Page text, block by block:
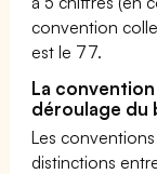
convention
est le 77.
La
déroulage du
Les
distinctions